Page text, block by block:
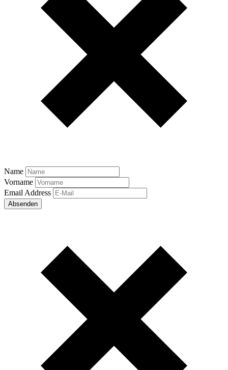
Name
Vorname
Email Address